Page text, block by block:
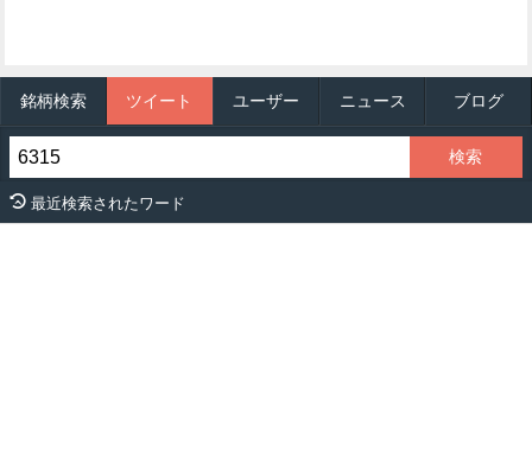
銘柄検索 ツイート ユーザー ニュース ブログ
最近検索されたワード